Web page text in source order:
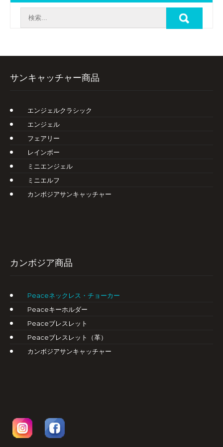
サンキャッチャー商品
エンジェルクラシック
エンジェル
フェアリー
レインボー
ミニエンジェル
ミニエルフ
カンボジアサンキャッチャー
カンボジア商品
Peaceネックレス・チョーカー
Peaceキーホルダー
Peaceブレスレット
Peaceブレスレット（革）
カンボジアサンキャッチャー